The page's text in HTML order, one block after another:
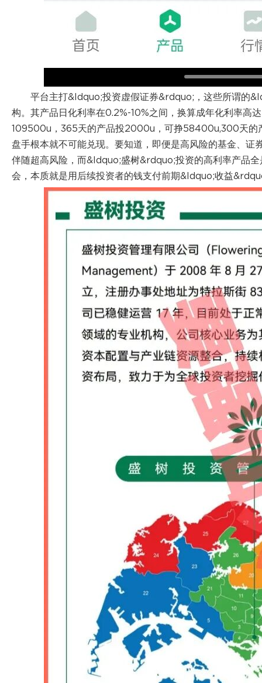
平台主打&ldquo;投资虚假证券&rdquo;，这些所谓的
构。其产品日化利率在0.2%-10%之间，换算成年化利率
109500u，365天的产品投2000u，可挣58400u,300天的
盘手根本就不可能兑现。要知道，即便是高风险的基金、
伴随超高风险，而&ldquo;盛树&rdquo;投资的高利率产品
会，本质就是用后续投资者的钱支付前期&ldquo;收益